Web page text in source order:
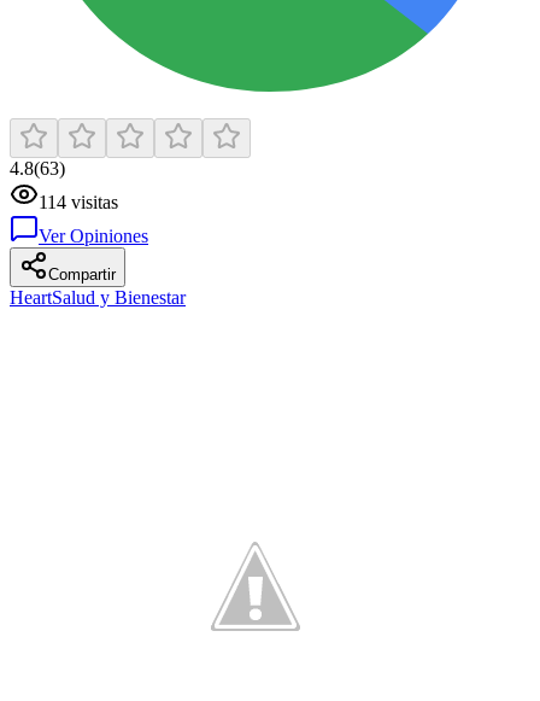
4.8(63)
114 visitas
Ver Opiniones
Compartir
HeartSalud y Bienestar